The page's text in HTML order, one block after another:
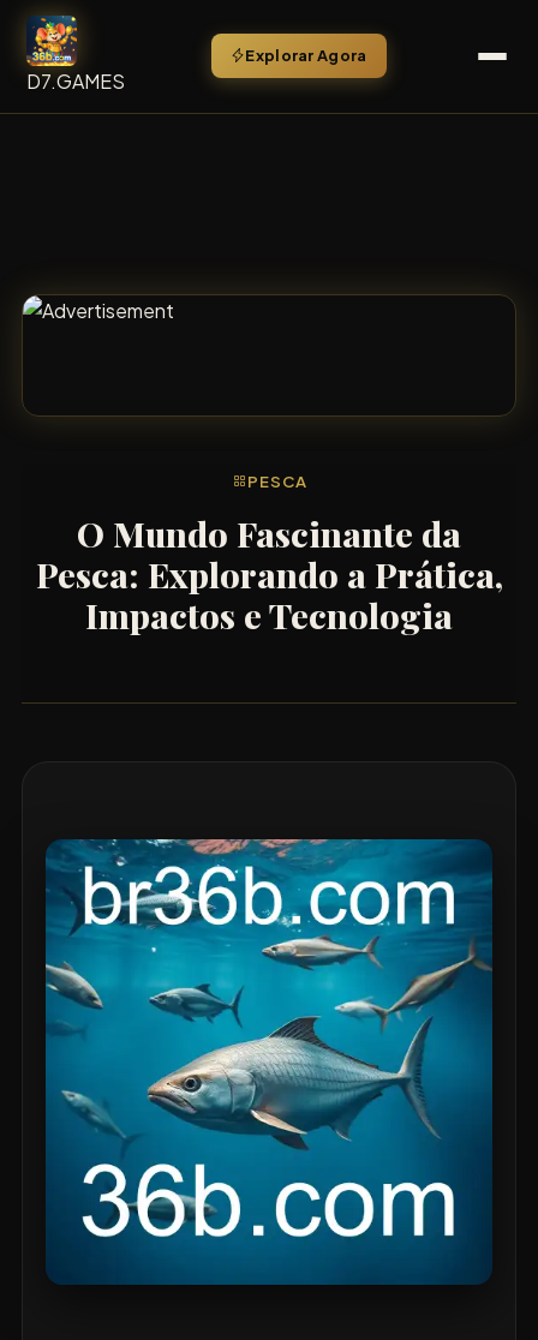
D7.GAMES
Explorar Agora
PESCA
O Mundo Fascinante da
Pesca: Explorando a Prática,
Impactos e Tecnologia